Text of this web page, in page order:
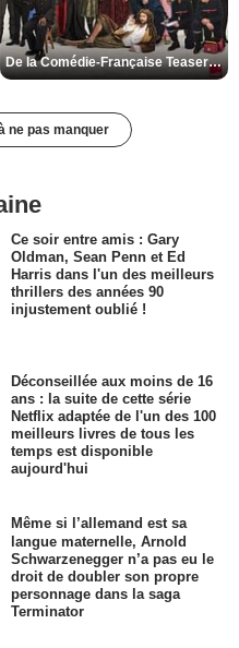
De la Comédie-Française Teaser VF
ne pas manquer
Ce soir entre amis : Gary
Oldman, Sean Penn et Ed
Harris dans l'un des meilleurs
thrillers des années 90
injustement oublié !
Déconseillée aux moins de 16
ans : la suite de cette série
Netflix adaptée de l'un des 100
meilleurs livres de tous les
temps est disponible
aujourd'hui
Même si l’allemand est sa
langue maternelle, Arnold
Schwarzenegger n’a pas eu le
droit de doubler son propre
personnage dans la saga
Terminator